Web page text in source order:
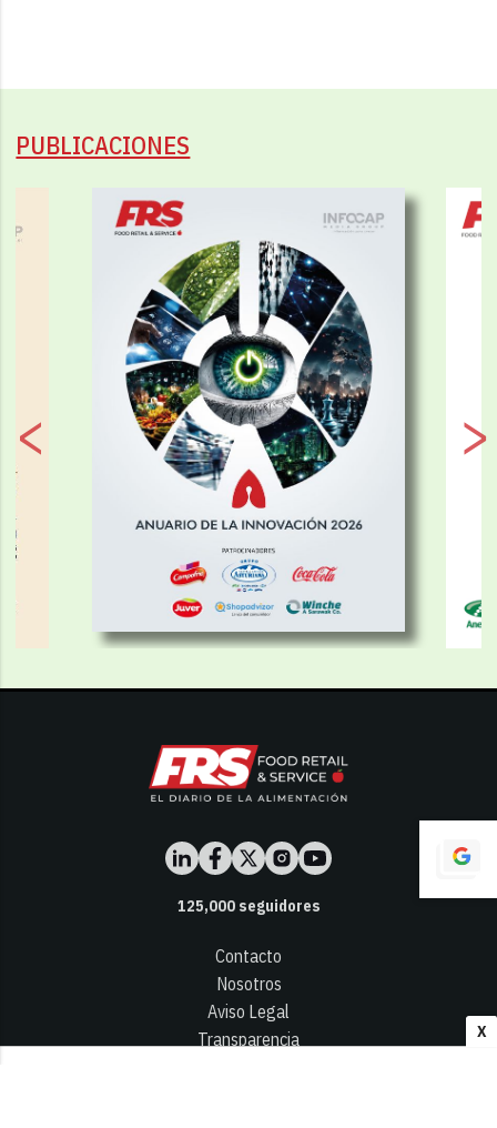
X
PUBLICACIONES
125,000seguidores
Contacto
Nosotros
Aviso Legal
Transparencia